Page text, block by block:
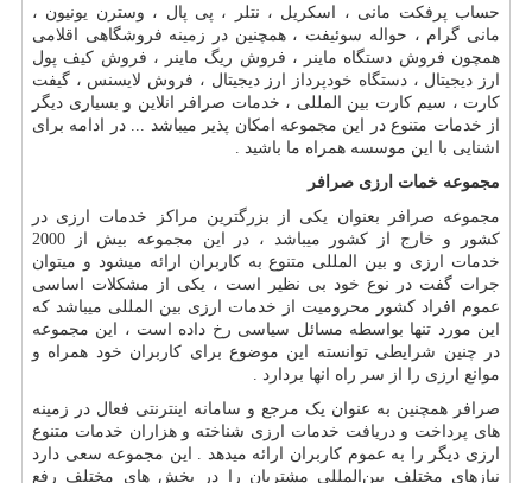
حساب پرفکت مانی ، اسکریل ، نتلر ، پی پال ، وسترن یونیون ،
مانی گرام ، حواله سوئیفت ، همچنین در زمینه فروشگاهی اقلامی
همچون فروش دستگاه ماینر ، فروش ریگ ماینر ، فروش کیف پول
ارز دیجیتال ، دستگاه خودپرداز ارز دیجیتال ، فروش لایسنس ، گیفت
کارت ، سیم کارت بین المللی ، خدمات صرافر انلاین و بسیاری دیگر
از خدمات متنوع در این مجموعه امکان پذیر میباشد ... در ادامه برای
اشنایی با این موسسه همراه ما باشید .
مجموعه خمات ارزی صرافر
مجموعه صرافر بعنوان یکی از بزرگترین مراکز خدمات ارزی در
کشور و خارج از کشور میباشد ، در این مجموعه بیش از 2000
خدمات ارزی و بین المللی متنوع به کاربران ارائه میشود و میتوان
جرات گفت در نوع خود بی نظیر است ، یکی از مشکلات اساسی
عموم افراد کشور محرومیت از خدمات ارزی بین المللی میباشد که
این مورد تنها بواسطه مسائل سیاسی رخ داده است ، این مجموعه
در چنین شرایطی توانسته این موضوع برای کاربران خود همراه و
موانع ارزی را از سر راه انها بردارد .
صرافر همچنین به عنوان یک مرجع و سامانه اینترنتی فعال در زمینه
های پرداخت و دریافت خدمات ارزی شناخته و هزاران خدمات متنوع
ارزی دیگر را به عموم کاربران ارائه میدهد . این مجموعه سعی دارد
نیازهای مختلف بین‌المللی مشتریان را در بخش های مختلف رفع